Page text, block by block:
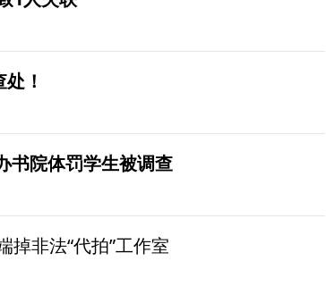
！
书院体罚学生被调查
掉非法“代拍”工作室